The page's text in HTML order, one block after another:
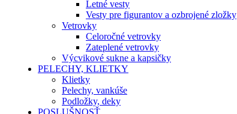
Letné vesty
Vesty pre figurantov a ozbrojené zložky
Vetrovky
Celoročné vetrovky
Zateplené vetrovky
Výcvikové sukne a kapsičky
PELECHY, KLIETKY
Klietky
Pelechy, vankúše
Podložky, deky
POSLUŠNOSŤ